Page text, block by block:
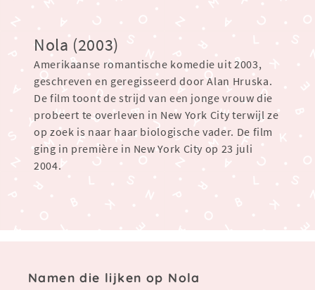
Nola (2003)
Amerikaanse romantische komedie uit 2003,
geschreven en geregisseerd door Alan Hruska.
De film toont de strijd van een jonge vrouw die
probeert te overleven in New York City terwijl ze
op zoek is naar haar biologische vader. De film
ging in première in New York City op 23 juli
2004.
Namen die lijken op Nola